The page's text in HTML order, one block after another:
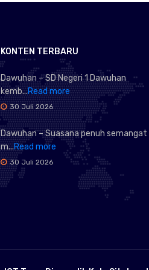
KONTEN TERBARU
Dawuhan – SD Negeri 1 Dawuhan
kemb...Read more
30 Juli 2026
Dawuhan – Suasana penuh semangat
m...Read more
30 Juli 2026